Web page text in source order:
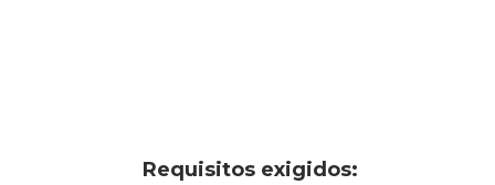
Requisitos exigidos: